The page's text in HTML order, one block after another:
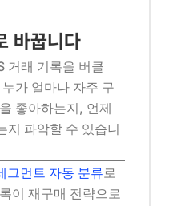
바꿉니다
거래 기록을 버클
가 얼마나 자주 구
좋아하는지, 언제
지 파악할 수 있습니
그먼트 자동 분류로
이 재구매 전략으로